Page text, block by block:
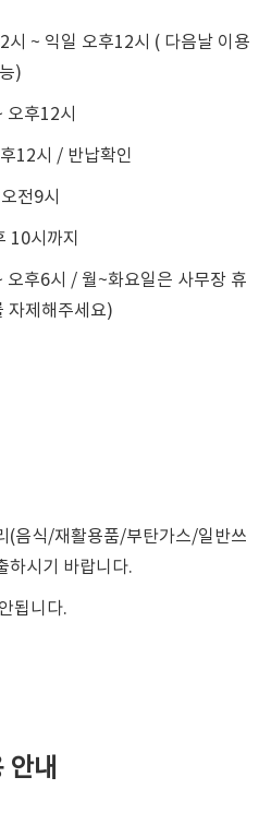
시 ~ 익일 오후12시 ( 다음날 이용
)
오후12시
12시 / 반납확인
전9시
10시까지
오후6시 / 월~화요일은 사무장 휴
자제해주세요)
(음식/재활용품/부탄가스/일반쓰
하시기 바랍니다.
됩니다.
안내